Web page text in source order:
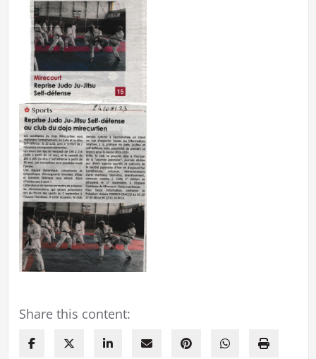
Share this content: